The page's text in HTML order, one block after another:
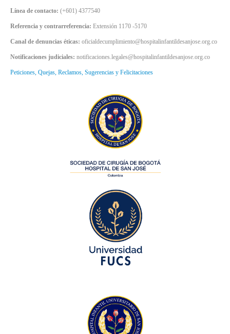
Línea de contacto: (+601) 4377540
Referencia y contrarreferencia: Extensión 1170 -5170
Canal de denuncias éticas: oficialdecumplimiento@hospitalinfantildesanjose.org.co
Notificaciones judiciales: notificaciones.legales@hospitalinfantildesanjose.org.co
Peticiones, Quejas, Reclamos, Sugerencias y Felicitaciones